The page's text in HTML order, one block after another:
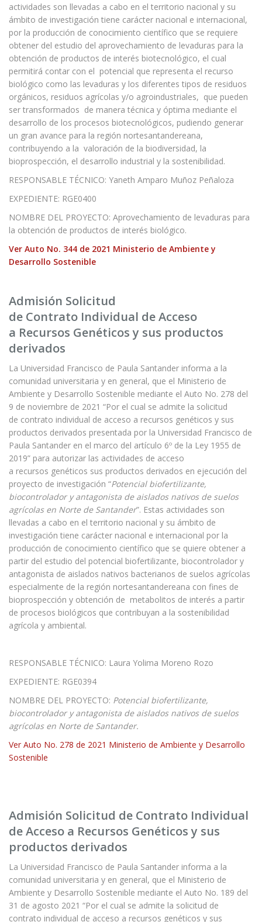
actividades son llevadas a cabo en el territorio nacional y su
ámbito de investigación tiene carácter nacional e internacional,
por la producción de conocimiento científico que se requiere
obtener del estudio del aprovechamiento de levaduras para la
obtención de productos de interés biotecnológico, el cual
permitirá contar con el potencial que representa el recurso
biológico como las levaduras y los diferentes tipos de residuos
orgánicos, residuos agrícolas y/o agroindustriales, que pueden
ser transformados de manera técnica y óptima mediante el
desarrollo de los procesos biotecnológicos, pudiendo generar
un gran avance para la región nortesantandereana,
contribuyendo a la valoración de la biodiversidad, la
bioprospección, el desarrollo industrial y la sostenibilidad.
RESPONSABLE TÉCNICO: Yaneth Amparo Muñoz Peñaloza
EXPEDIENTE: RGE0400
NOMBRE DEL PROYECTO: Aprovechamiento de levaduras para
la obtención de productos de interés biológico.
Ver Auto No. 344 de 2021 Ministerio de Ambiente y
Desarrollo Sostenible
Admisión Solicitud
de Contrato Individual de Acceso
a Recursos Genéticos y sus productos
derivados
La Universidad Francisco de Paula Santander informa a la
comunidad universitaria y en general, que el Ministerio de
Ambiente y Desarrollo Sostenible mediante el Auto No. 278 del
9 de noviembre de 2021 “Por el cual se admite la solicitud
de contrato individual de acceso a recursos genéticos y sus
productos derivados presentada por la Universidad Francisco de
Paula Santander en el marco del artículo 6º de la Ley 1955 de
2019” para autorizar las actividades de acceso
a recursos genéticos sus productos derivados en ejecución del
proyecto de investigación “Potencial biofertilizante,
biocontrolador y antagonista de aislados nativos de suelos
agrícolas en Norte de Santander”. Estas actividades son
llevadas a cabo en el territorio nacional y su ámbito de
investigación tiene carácter nacional e internacional por la
producción de conocimiento científico que se quiere obtener a
partir del estudio del potencial biofertilizante, biocontrolador y
antagonista de aislados nativos bacterianos de suelos agrícolas
especialmente de la región nortesantandereana con fines de
bioprospección y obtención de metabolitos de interés a partir
de procesos biológicos que contribuyan a la sostenibilidad
agrícola y ambiental.
RESPONSABLE TÉCNICO: Laura Yolima Moreno Rozo
EXPEDIENTE: RGE0394
NOMBRE DEL PROYECTO: Potencial biofertilizante,
biocontrolador y antagonista de aislados nativos de suelos
agrícolas en Norte de Santander.
Ver Auto No. 278 de 2021 Ministerio de Ambiente y Desarrollo
Sostenible
Admisión Solicitud de Contrato Individual
de Acceso a Recursos Genéticos y sus
productos derivados
La Universidad Francisco de Paula Santander informa a la
comunidad universitaria y en general, que el Ministerio de
Ambiente y Desarrollo Sostenible mediante el Auto No. 189 del
31 de agosto 2021 “Por el cual se admite la solicitud de
contrato individual de acceso a recursos genéticos y sus